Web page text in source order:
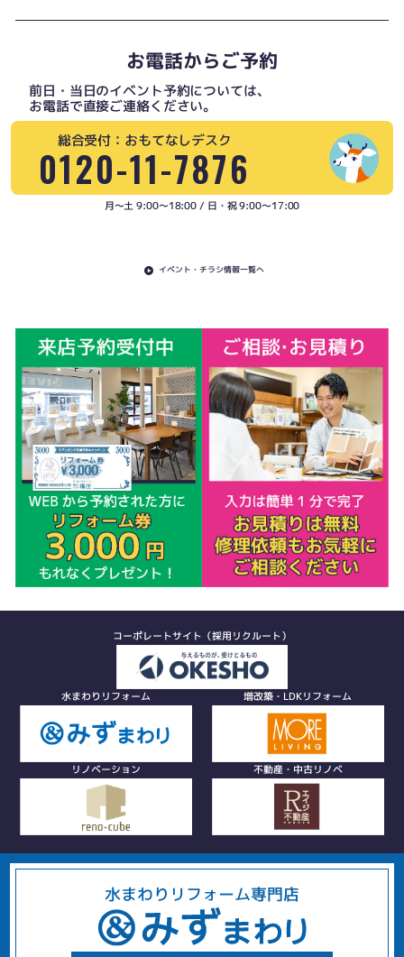
お電話からご予約
前日・当日のイベント予約については、
お電話で直接ご連絡ください。
総合受付：おもてなしデスク
0120-11-7876
月〜土 9:00〜18:00 / 日・祝 9:00〜17:00
イベント・チラシ情報一覧へ
コーポレートサイト（採用リクルート）
水まわりリフォーム 増改築・LDKリフォーム
リノベーション 不動産・中古リノベ
水まわりリフォーム専門店